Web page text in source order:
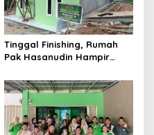
Tinggal Finishing, Rumah
Pak Hasanudin Hampir
TMMD (TNI Manunggal
Membangun Desa)